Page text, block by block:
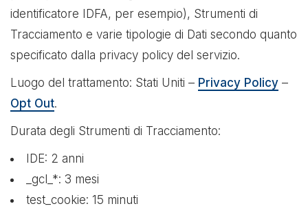
identificatore IDFA, per esempio), Strumenti di
Tracciamento e varie tipologie di Dati secondo quanto
specificato dalla privacy policy del servizio.
Luogo del trattamento: Stati Uniti – Privacy Policy –
Opt Out.
Durata degli Strumenti di Tracciamento:
IDE: 2 anni
_gcl_*: 3 mesi
test_cookie: 15 minuti